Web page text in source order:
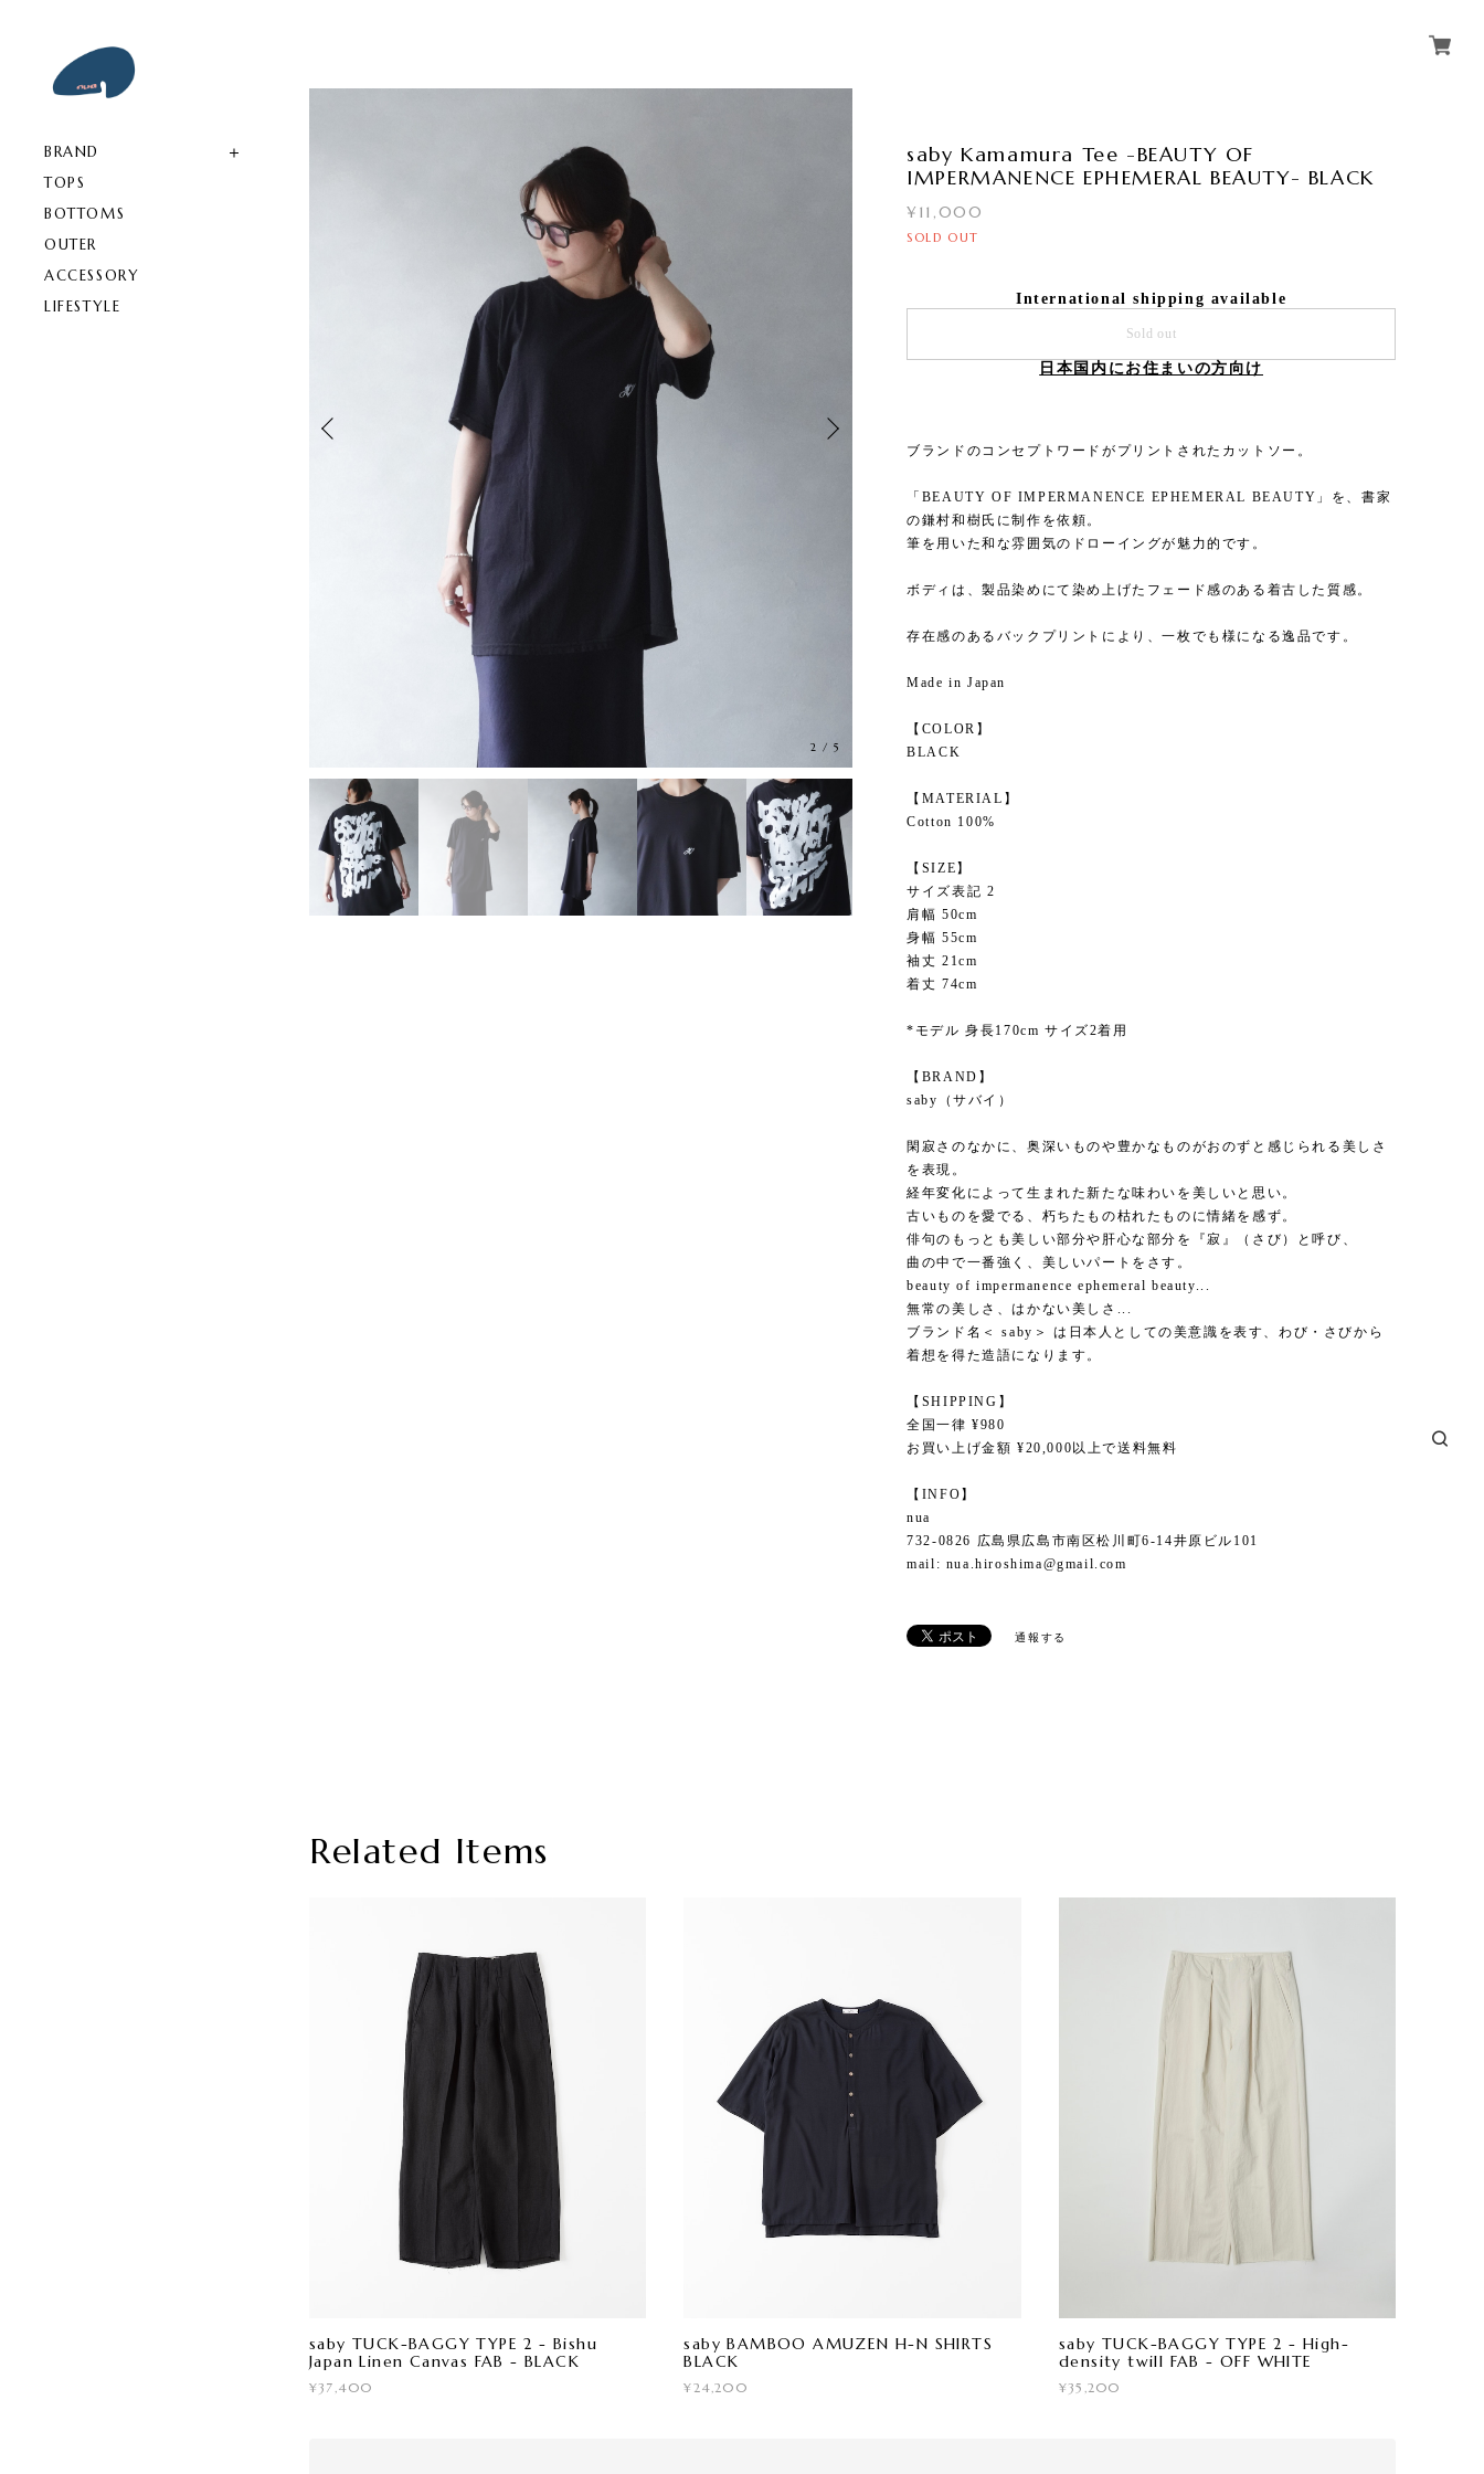
BRAND
TOPS
BOTTOMS
OUTER
ACCESSORY
LIFESTYLE
3 /5
saby Kamamura Tee -BEAUTY OF
IMPERMANENCE EPHEMERAL BEAUTY- BLACK
¥11,000
SOLD OUT
International shipping available
Sold out
日本国内にお住まいの方向け
ブランドのコンセプトワードがプリントされたカットソー。
「BEAUTY OF IMPERMANENCE EPHEMERAL BEAUTY」を、書家
の鎌村和樹氏に制作を依頼。
筆を用いた和な雰囲気のドローイングが魅力的です。
ボディは、製品染めにて染め上げたフェード感のある着古した質感。
存在感のあるバックプリントにより、一枚でも様になる逸品です。
Made in Japan
【COLOR】
BLACK
【MATERIAL】
Cotton 100%
【SIZE】
サイズ表記 2
肩幅 50cm
身幅 55cm
袖丈 21cm
着丈 74cm
*モデル 身長170cm サイズ2着用
【BRAND】
saby（サバイ）
閑寂さのなかに、奥深いものや豊かなものがおのずと感じられる美しさ
を表現。
経年変化によって生まれた新たな味わいを美しいと思い。
古いものを愛でる、朽ちたもの枯れたものに情緒を感ず。
俳句のもっとも美しい部分や肝心な部分を『寂』（さび）と呼び、
曲の中で一番強く、美しいパートをさす。
beauty of impermanence ephemeral beauty...
無常の美しさ、はかない美しさ...
ブランド名＜ saby＞ は日本人としての美意識を表す、わび・さびから
着想を得た造語になります。
【SHIPPING】
全国一律 ¥980
お買い上げ金額 ¥20,000以上で送料無料
【INFO】
nua
732-0826 広島県広島市南区松川町6-14井原ビル101
mail: nua.hiroshima@gmail.com
通報する
Related Items
saby TUCK-BAGGY TYPE 2 - Bishu
Japan Linen Canvas FAB - BLACK
¥37,400
saby BAMBOO AMUZEN H-N SHIRTS
BLACK
¥24,200
saby TUCK-BAGGY TYPE 2 - High-
density twill FAB - OFF WHITE
¥35,200